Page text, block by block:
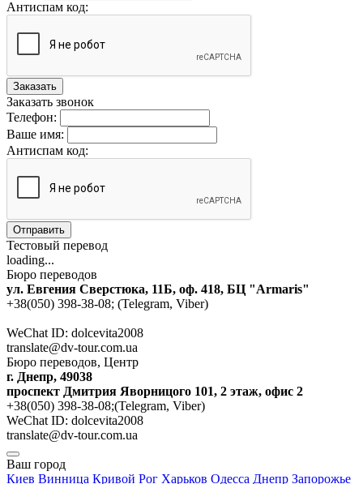
Антиспам код:
Заказать
Заказать звонок
Телефон:
Ваше имя:
Антиспам код:
Отправить
Тестовый перевод
loading...
Бюро переводов
ул. Евгения Сверстюка, 11Б, оф. 418, БЦ "Armaris"
+38(050) 398-38-08; (Telegram, Viber)
WeChat ID: dolcevita2008
translate@dv-tour.com.ua
Бюро переводов, Центр
г. Днепр, 49038
проспект Дмитрия Яворницого 101, 2 этаж, офис 2
+38(050) 398-38-08;(Telegram, Viber)
WeChat ID: dolcevita2008
translate@dv-tour.com.ua
Ваш город
Киев Винница Кривой Рог Харьков Одесса Днепр Запорожье